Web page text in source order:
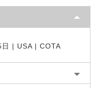
日 | USA | COTA